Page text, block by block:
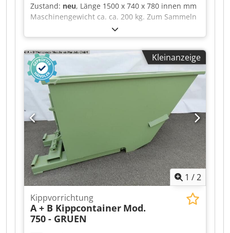
Zustand: neu, Länge 1500 x 740 x 780 innen mm
Maschinengewicht ca. ca. 200 kg. Zum Sammeln
und Entsorgen von Schüttgütern und
Industrieabfällen Crodpfxsxab Iyo Ammef
Ausstattung : - Kippbehälter -
Stapleranbaugeräte - zum innerbetrieblichen
Lagern von Schüttgütern - pulverbeschichtet in
Standardfarbe - RAL 5010 blau, RAL 6011 grün
oder RAL 7016 anthrazitgrau - Kippvorrichtung
mit Bodenplatten für Lenk- und Bockrollen -
Abflussvorrichtung - Stabiler Grundrahmen mit
Einfahrtaschen - Günstiger Lastschwerpunkt -
Robuste Stahlblechkonstruktion mit
Randverstärkung - Behältervolumen: ca. 600 l
gegen Aufpreis erhältlich : - 2x Bock- / 1x
Lenkrolle .. 80,00 Euro
Kleinanzeige
1 /2
Kippvorrichtung
A + B Kippcontainer Mod.
750 - GRUEN